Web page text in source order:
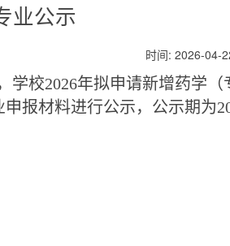
业公示
时间: 2026-04-
学校2026年拟申请新增药学（
报材料进行公示，公示期为